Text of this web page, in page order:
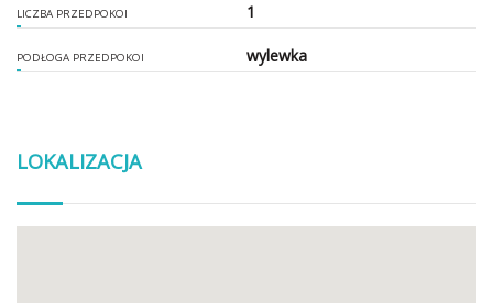
LICZBA PRZEDPOKOI 1
PODŁOGA PRZEDPOKOI wylewka
LOKALIZACJA